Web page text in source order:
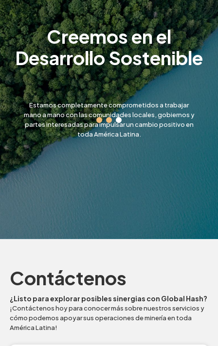
Creemos en el
Desarrollo Sostenible
Estamos completamente comprometidos a trabajar
mano a mano con las comunidades locales, gobiernos y
partes interesadas para impulsar un cambio positivo en
toda América Latina.
Slide 3 of 3.
Contáctenos
¿Listo para explorar posibles sinergias con Global Hash?
¡Contáctenos hoy para conocer más sobre nuestros servicios y
cómo podemos apoyar sus operaciones de minería en toda
América Latina!